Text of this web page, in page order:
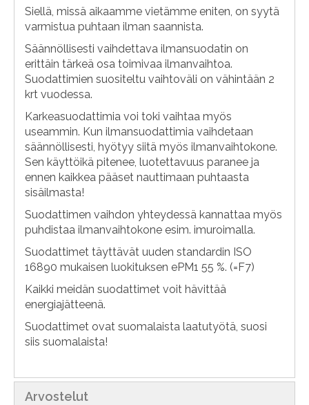
Siellä, missä aikaamme vietämme eniten, on syytä
varmistua puhtaan ilman saannista.
Säännöllisesti vaihdettava ilmansuodatin on
erittäin tärkeä osa toimivaa ilmanvaihtoa.
Suodattimien suositeltu vaihtoväli on vähintään 2
krt vuodessa.
Karkeasuodattimia voi toki vaihtaa myös
useammin. Kun ilmansuodattimia vaihdetaan
säännöllisesti, hyötyy siitä myös ilmanvaihtokone.
Sen käyttöikä pitenee, luotettavuus paranee ja
ennen kaikkea pääset nauttimaan puhtaasta
sisäilmasta!
Suodattimen vaihdon yhteydessä kannattaa myös
puhdistaa ilmanvaihtokone esim. imuroimalla.
Suodattimet täyttävät uuden standardin ISO
16890 mukaisen luokituksen ePM1 55 %. (=F7)
Kaikki meidän suodattimet voit hävittää
energiajätteenä.
Suodattimet ovat suomalaista laatutyötä, suosi
siis suomalaista!
Arvostelut